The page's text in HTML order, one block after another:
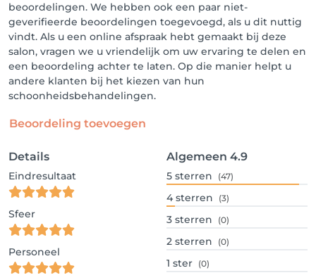
beoordelingen. We hebben ook een paar niet-
geverifieerde beoordelingen toegevoegd, als u dit nuttig
vindt. Als u een online afspraak hebt gemaakt bij deze
salon, vragen we u vriendelijk om uw ervaring te delen en
een beoordeling achter te laten. Op die manier helpt u
andere klanten bij het kiezen van hun
schoonheidsbehandelingen.
Beoordeling toevoegen
Details
Eindresultaat
Sfeer
Personeel
Algemeen 4.9
5 sterren (47)
4 sterren (3)
3 sterren (0)
2 sterren (0)
1 ster (0)